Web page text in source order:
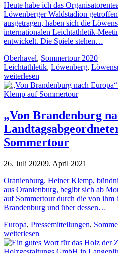
Heute habe ich das
Löwenberger Waldstadion
ausgetragen, haben sich die
internationalen Leichtathletik-
entwickelt. Die Spiele stehen…
Oberhavel, Sommertour 2020
Leichtathletik, Löwenberg,
weiterlesen
„Von Brandenburg
Sommertour
26. Juli 20209. April 2021
Oranienburg. Heiner Klemp,
aus Oranienburg, begibt sich ab
auf Sommertour durch die von ihm
Brandenburg und über dessen…
Europa, Pressemitteilungen,
weiterlesen